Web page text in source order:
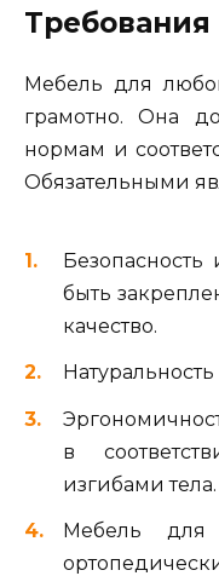
Требования
Мебель для
грамотно. Она
нормам и
Обязательными
быть
качество.
в
изгибами тела.
Мебель